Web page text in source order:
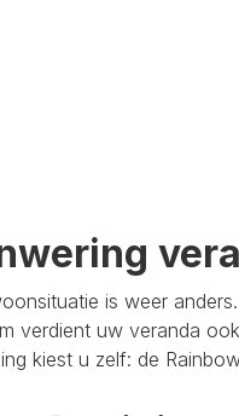
is weer
verdient uw veranda
kiest u zelf: de